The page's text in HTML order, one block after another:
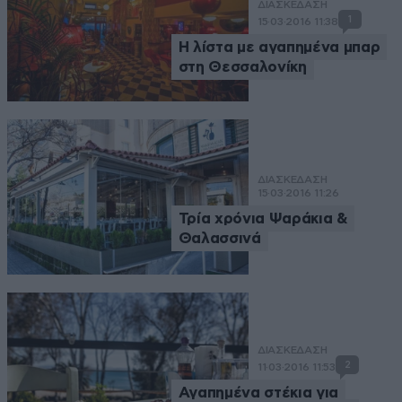
ΔΙΑΣΚΕΔΑΣΗ
15·03·2016 11:38
1
Η λίστα με αγαπημένα μπαρ
στη Θεσσαλονίκη
ΔΙΑΣΚΕΔΑΣΗ
15·03·2016 11:26
Τρία χρόνια Ψαράκια &
Θαλασσινά
ΔΙΑΣΚΕΔΑΣΗ
11·03·2016 11:53
2
Αγαπημένα στέκια για